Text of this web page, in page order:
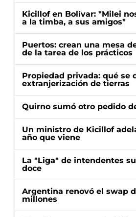
Kicillof en Bolívar: "Milei
a la timba, a sus amigos"
Puertos: crean una mesa
de la tarea de los prácticos
Propiedad privada: qué se
extranjerización de tierras
Quirno sumó otro pedido
Un ministro de Kicillof
año que viene
La "Liga" de intendentes
doce
Argentina renovó el swap
millones